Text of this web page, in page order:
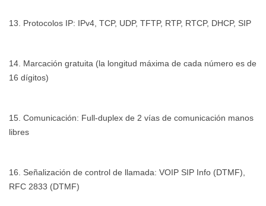
13. Protocolos IP: IPv4, TCP, UDP, TFTP, RTP, RTCP, DHCP, SIP
14. Marcación gratuita (la longitud máxima de cada número es de
16 dígitos)
15. Comunicación: Full-duplex de 2 vías de comunicación manos
libres
16. Señalización de control de llamada: VOIP SIP Info (DTMF),
RFC 2833 (DTMF)